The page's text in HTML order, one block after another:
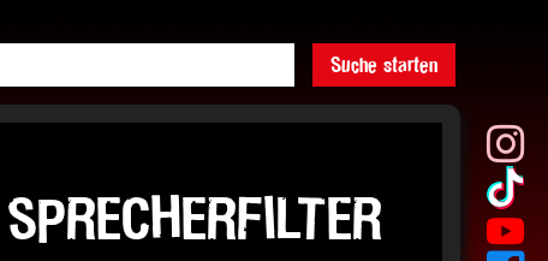
Suche starten
SPRECHERFILTER